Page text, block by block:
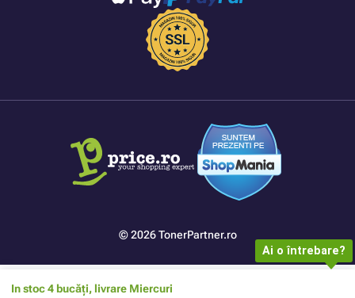
In stoc 4 bucăți, livrare Miercuri
© 2026 TonerPartner.ro
Ai o întrebare?